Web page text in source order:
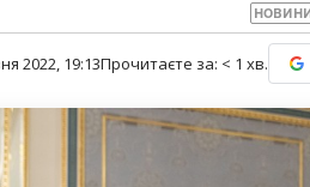
2022, 19:13Прочитаєте за: < 1 хв.